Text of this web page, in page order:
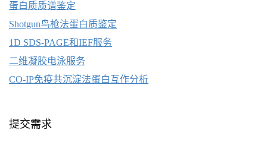
蛋白质质谱鉴定
Shotgun鸟枪法蛋白质鉴定
1D SDS-PAGE和IEF服务
二维凝胶电泳服务
CO-IP免疫共沉淀法蛋白互作分析
提交需求